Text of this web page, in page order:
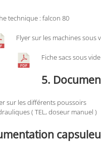
technique : falcon 80
Flyer sur les machines sous
Fiche sacs sous vide
5.
sur les différents poussoirs
( TEL, doseur manuel )